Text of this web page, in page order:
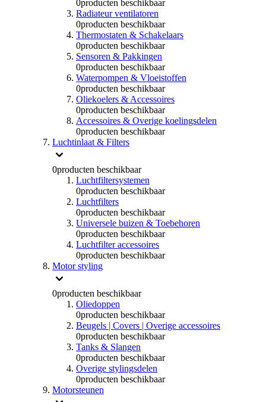
0producten beschikbaar
Radiateur ventilatoren
0producten beschikbaar
Thermostaten & Schakelaars
0producten beschikbaar
Sensoren & Pakkingen
0producten beschikbaar
Waterpompen & Vloeistoffen
0producten beschikbaar
Oliekoelers & Accessoires
0producten beschikbaar
Accessoires & Overige koelingsdelen
0producten beschikbaar
Luchtinlaat & Filters
0producten beschikbaar
Luchtfiltersystemen
0producten beschikbaar
Luchtfilters
0producten beschikbaar
Universele buizen & Toebehoren
0producten beschikbaar
Luchtfilter accessoires
0producten beschikbaar
Motor styling
0producten beschikbaar
Oliedoppen
0producten beschikbaar
Beugels | Covers | Overige accessoires
0producten beschikbaar
Tanks & Slangen
0producten beschikbaar
Overige stylingsdelen
0producten beschikbaar
Motorsteunen